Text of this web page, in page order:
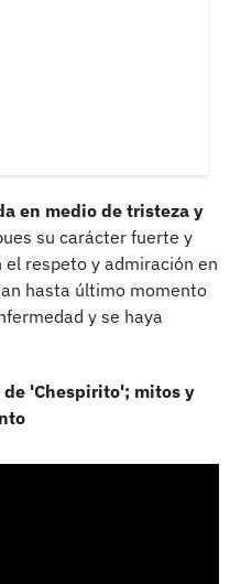
en medio de tristeza y
su carácter fuerte y
respeto y admiración en
hasta último momento
y se haya
'Chespirito'; mitos y